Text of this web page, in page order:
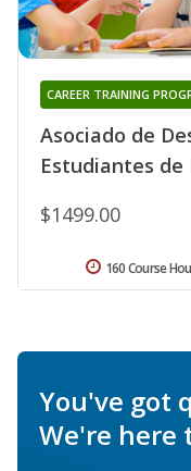
Asociado de
Estudiantes de
CAREER TRAINING
$1499.00
160 Course
You've got
We're here